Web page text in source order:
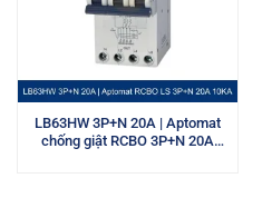
LB63HW 3P+N 20A | Aptomat
chống giật RCBO 3P+N 20A